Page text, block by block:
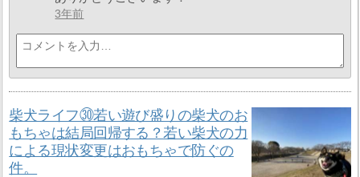
3年前
柴犬ライフ㉚若い遊び盛りの柴犬のお
もちゃは結局回帰する？若い柴犬の力
による現状変更はおもちゃで防ぐの
件。